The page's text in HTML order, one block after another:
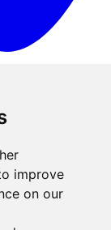
improve
on our